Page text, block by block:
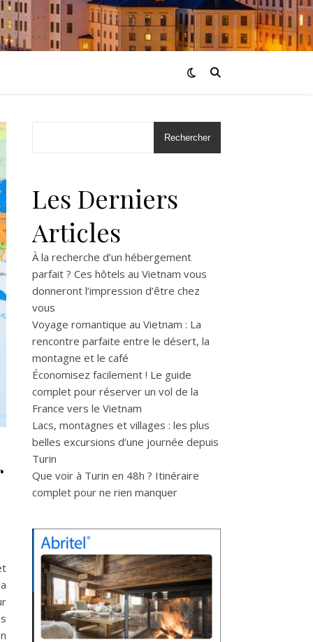
Rechercher
Les Derniers
Articles
À la recherche d’un hébergement
parfait ? Ces hôtels au Vietnam vous
donneront l’impression d’être chez
vous
Voyage romantique au Vietnam : La
rencontre parfaite entre le désert, la
montagne et le café
Économisez facilement ! Le guide
complet pour réserver un vol de la
France vers le Vietnam
Lacs, montagnes et villages : les plus
belles excursions d’une journée depuis
Turin
Que voir à Turin en 48h ? Itinéraire
complet pour ne rien manquer